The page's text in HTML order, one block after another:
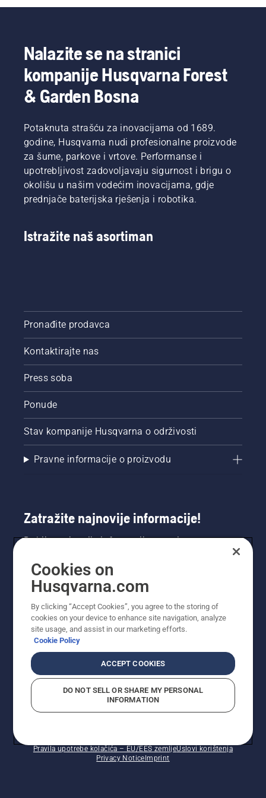
testeru
za rad.
Nalazite se na stranici
kompanije Husqvarna Forest
& Garden Bosna
Potaknuta strašću za inovacijama od 1689.
godine, Husqvarna nudi profesionalne proizvode
za šume, parkove i vrtove. Performanse i
upotrebljivost zadovoljavaju sigurnost i brigu o
okolišu u našim vodećim inovacijama, gdje
prednjače baterijska rješenja i robotika.
Istražite naš asortiman
Pronađite prodavca
Kontaktirajte nas
Press soba
Ponude
Stav kompanije Husqvarna o održivosti
Pravne informacije o proizvodu
Zatražite najnovije informacije!
Dobijte najnovije informacije o novim
toga. Ovdje se registrirajte za naš bilten.
Pravila upotrebe kolačića – EU/EES zemljeUslovi korištenja
Privacy Notice Imprint
Cookies on
Husqvarna.com
By clicking “Accept Cookies”, you agree to the storing of
cookies on your device to enhance site navigation, analyze
site usage, and assist in our marketing efforts.
Cookie Policy
ACCEPT COOKIES
DO NOT SELL OR SHARE MY PERSONAL
INFORMATION